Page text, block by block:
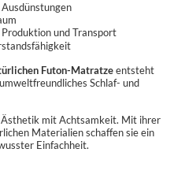
und Transport
Futon-Matratzeentsteht
Schlaf- und
mit Achtsamkeit. Mit ihrer
Materialien schaffen sie ein
Einfachheit.